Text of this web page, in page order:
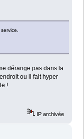
dérange pas dans la
ou il fait hyper
!
IP archivée